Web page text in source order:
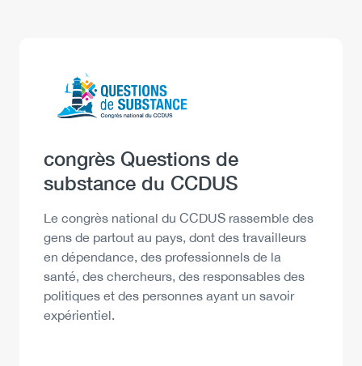
Heading
congrès Questions de
substance du CCDUS
Description
Le congrès national du CCDUS rassemble des
gens de partout au pays, dont des travailleurs
en dépendance, des professionnels de la
santé, des chercheurs, des responsables des
politiques et des personnes ayant un savoir
expérientiel.